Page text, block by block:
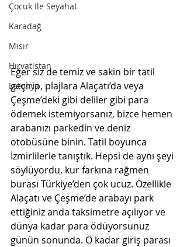
Çocuk İle Seyahat
Karadağ
Mısır
Hırvatistan
Letonya
Eğer siz de temiz ve sakin bir tatil
geçirip, plajlara Alaçatı’da veya
Çeşme’deki gibi deliler gibi para
ödemek istemiyorsanız, bizce hemen
arabanızı parkedin ve deniz
otobüsüne binin. Tatil boyunca
İzmirlilerle tanıştık. Hepsi de aynı şeyi
söylüyordu, kur farkına rağmen
burası Türkiye’den çok ucuz. Özellikle
Alaçatı ve Çeşme’de arabayı park
ettiğiniz anda taksimetre açılıyor ve
dünya kadar para ödüyorsunuz
günün sonunda. O kadar giriş parası